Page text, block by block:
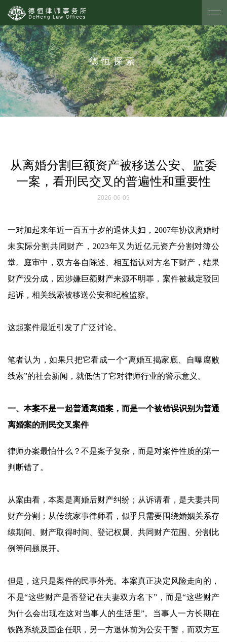
德恒探索
从离婚分割巨额资产被移送公安、监委
一案，看刑民交叉的普遍性和重要性
2026-06-09
一对加起来年近一百五十岁的退休夫妇，2007年协议离婚时
未实际分割共同财产，2023年又为近亿元资产分割对簿公
堂。庭审中，双方各自陈述、相互指认对方名下财产，结果
财产没分成，因涉嫌巨额财产来源不明罪，案件被裁定驳回
起诉，相关线索被移送公安和纪检监察。
这起案件最近引发了广泛讨论。
笔者认为，如果只把它看成一个“离婚互揭家底、自曝腐败
线索”的社会新闻，就低估了它对律师行业的警示意义。
一、本案不是一起普通离婚案，而是一个被错误识别为普通
离婚案的刑民交叉案件
律师办案最怕什么？不是案子复杂，而是对案件性质的第一
判断错了。
从案由看，本案是离婚后财产纠纷；从诉请看，是夫妻共同
财产分割；从传统家事律师看，似乎只需要围绕婚姻关系存
续期间、财产取得时间、登记权属、共同财产范围、分割比
例等问题展开。
但是，这只是案件的民事外壳。本案真正决定风险走向的，
不是“这些财产是否登记在夫妻双方名下”，而是“这些财产
为什么会出现在这对当事人的生活里”。当事人一方长期在
铁路系统及国企任职，另一方退休前为公安干警，而双方互